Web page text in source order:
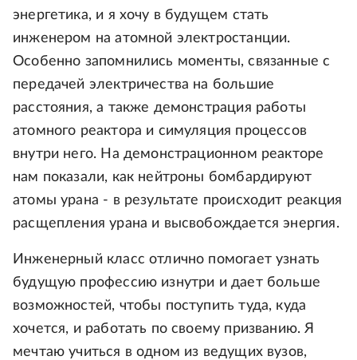
энергетика, и я хочу в будущем стать
инженером на атомной электростанции.
Особенно запомнились моменты, связанные с
передачей электричества на большие
расстояния, а также демонстрация работы
атомного реактора и симуляция процессов
внутри него. На демонстрационном реакторе
нам показали, как нейтроны бомбардируют
атомы урана - в результате происходит реакция
расщепления урана и высвобождается энергия.
Инженерный класс отлично помогает узнать
будущую профессию изнутри и дает больше
возможностей, чтобы поступить туда, куда
хочется, и работать по своему призванию. Я
мечтаю учиться в одном из ведущих вузов,